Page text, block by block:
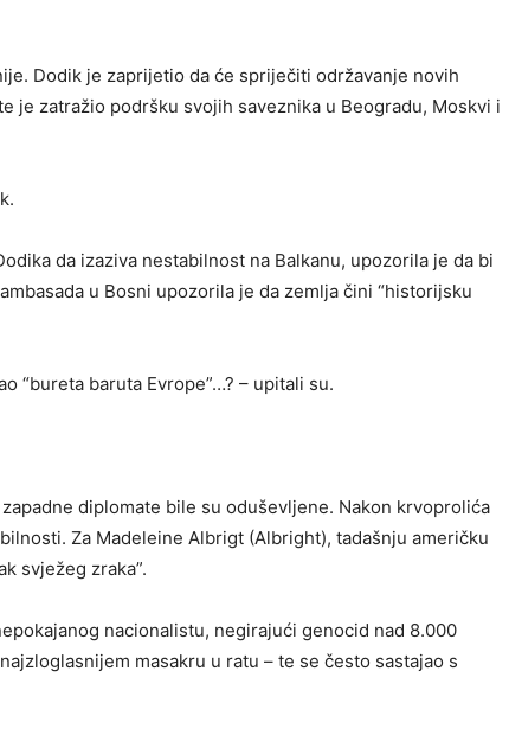
Dodik je zaprijetio da će spriječiti održavanje novih
je zatražio podršku svojih saveznika u Beogradu, Moskvi i
da izaziva nestabilnost na Balkanu, upozorila je da bi
u Bosni upozorila je da zemlja čini “historijsku
“bureta baruta Evrope”…? – upitali su.
diplomate bile su oduševljene. Nakon krvoprolića
Za Madeleine Albrigt (Albright), tadašnju američku
svježeg zraka”.
nacionalistu, negirajući genocid nad 8.000
masakru u ratu – te se često sastajao s